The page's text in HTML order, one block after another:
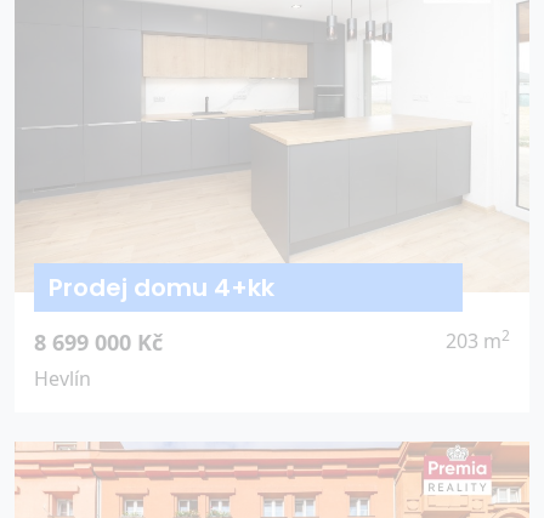
Prodej domu 4+kk
8 699 000 Kč 203 m2
Hevlín